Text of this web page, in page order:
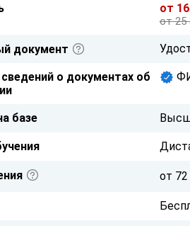
от
от 25
документ
о документах об
базе
от 72